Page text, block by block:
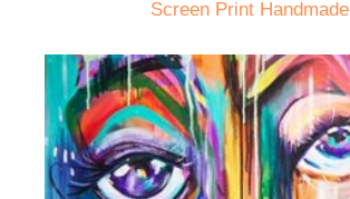
Screen Print Handmade